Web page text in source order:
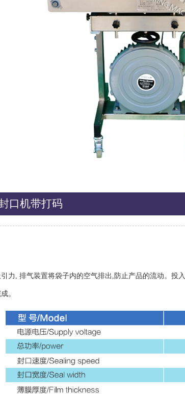
口机带打码
力, 排气装置将袋子内的空气排出,防止产品的流动。投
。